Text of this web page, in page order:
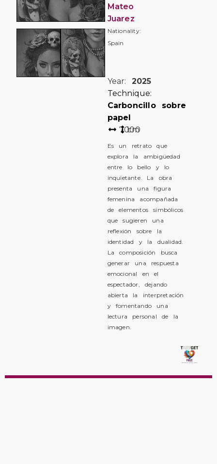
Mateo
Juarez
Nationality:
Spain
Year: 2025
Technique:
Carboncillo sobre
papel
70100
cm
Es un retrato que
explora la ambigüedad
entre lo bello y lo
inquietante. La obra
presenta una figura
femenina acompañada
de elementos simbólicos
que sugieren una
reflexión sobre la
identidad y la dualidad.
La composición busca
generar una respuesta
emocional en el
espectador, dejando
abierta la interpretación
y fomentando una
lectura personal de la
imagen.